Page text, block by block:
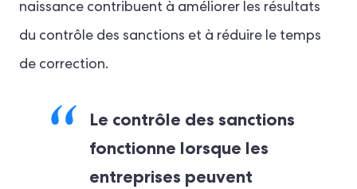
naissance contribuent à améliorer les résultats
du contrôle des sanctions et à réduire le temps
de correction.
Le contrôle des sanctions
fonctionne lorsque les
entreprises peuvent